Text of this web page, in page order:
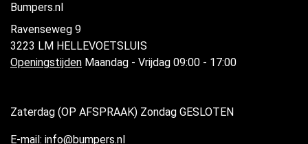
Bumpers.nl
Ravenseweg 9
3223 LM HELLEVOETSLUIS
Openingstijden Maandag - Vrijdag 09:00 - 17:00
Zaterdag (OP AFSPRAAK) Zondag GESLOTEN
E-mail: info@bumpers.nl